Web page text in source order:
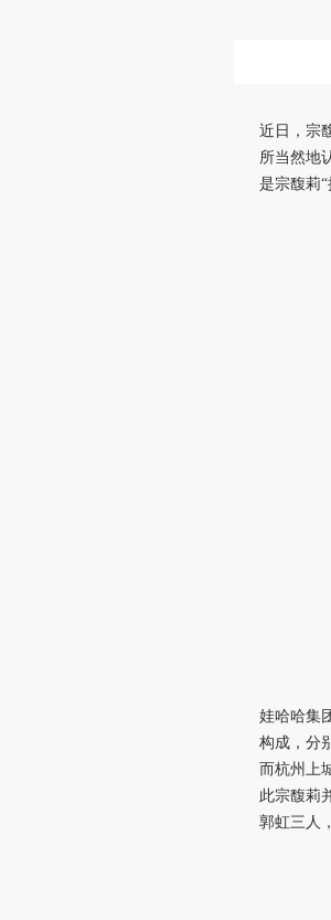
近日，宗
所当然地
是宗馥莉
娃哈哈集
构成，分
而杭州上
此宗馥莉
郭虹三人